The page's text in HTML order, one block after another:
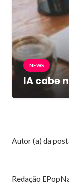
NEWS
IA cabe
Autor (a) da
Redação